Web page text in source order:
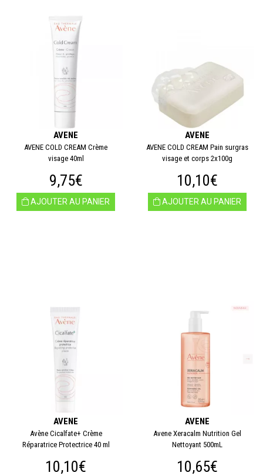
AVENE
AVENE COLD CREAM Crème
visage 40ml
9,75€
AJOUTER AU PANIER
AVENE
AVENE COLD CREAM Pain surgras
visage et corps 2x100g
10,10€
AJOUTER AU PANIER
AVENE
Avène Cicalfate+ Crème
Réparatrice Protectrice 40 ml
10,10€
AVENE
Avene Xeracalm Nutrition Gel
Nettoyant 500mL
10,65€